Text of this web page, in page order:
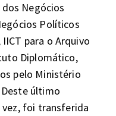
Negócios
Políticos
para o Arquivo
Diplomático,
pelo Ministério
último
vez, foi transferida